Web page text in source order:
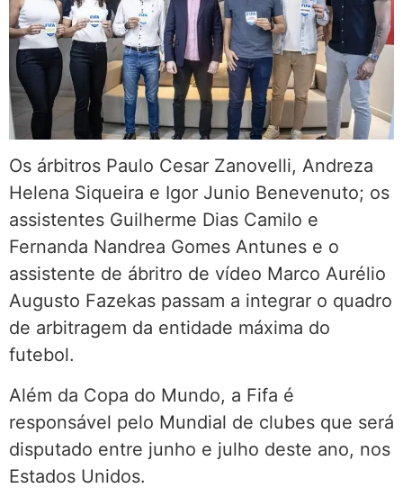
Os árbitros Paulo Cesar Zanovelli, Andreza
Helena Siqueira e Igor Junio Benevenuto; os
assistentes Guilherme Dias Camilo e
Fernanda Nandrea Gomes Antunes e o
assistente de ábritro de vídeo Marco Aurélio
Augusto Fazekas passam a integrar o quadro
de arbitragem da entidade máxima do
futebol.
Além da Copa do Mundo, a Fifa é
responsável pelo Mundial de clubes que será
disputado entre junho e julho deste ano, nos
Estados Unidos.